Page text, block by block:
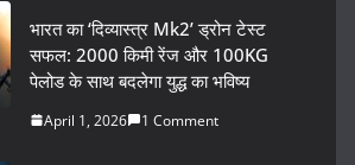
भारत का ‘दिव्यास्त्र Mk2’ ड्रोन टेस्ट
सफल: 2000 किमी रेंज और 100KG
पेलोड के साथ बदलेगा युद्ध का भविष्य
April 1, 2026 1 Comment